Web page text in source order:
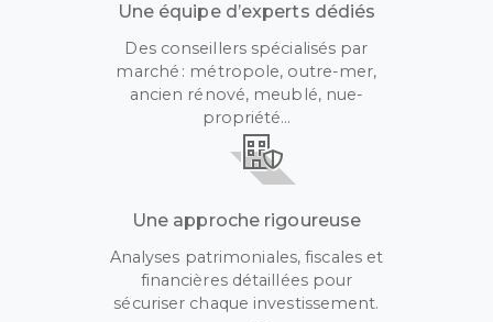
Une équipe d’experts dédiés
Des conseillers spécialisés par
marché : métropole, outre-mer,
ancien rénové, meublé, nue-
propriété…
Une approche rigoureuse
Analyses patrimoniales, fiscales et
financières détaillées pour
sécuriser chaque investissement.